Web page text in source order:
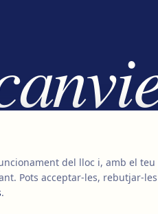
del lloc i, amb el
Pots acceptar-les, rebutjar-
.